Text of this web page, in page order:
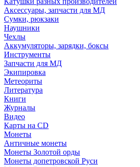
Аксессуары, запчасти для МД
Сумки, рюкзаки
Наушники
Чехлы
Аккумуляторы, зарядки, боксы
Инструменты
Запчасти для МД
Экипировка
Метеориты
Литература
Книги
Журналы
Видео
Карты на CD
Монеты
Античные монеты
Монеты Золотой орды
Монеты допетровской Руси